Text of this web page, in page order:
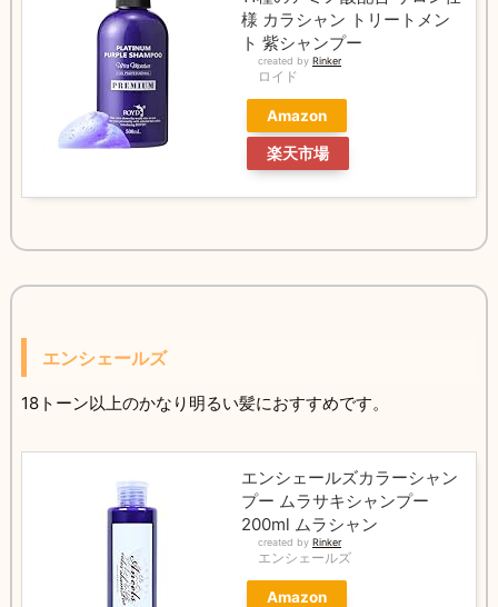
様 カラシャン トリートメン
ト 紫シャンプー
created by Rinker
ロイド
Amazon
楽天市場
エンシェールズ
18トーン以上のかなり明るい髪におすすめです。
エンシェールズカラーシャン
プー ムラサキシャンプー
200ml ムラシャン
created by Rinker
エンシェールズ
Amazon